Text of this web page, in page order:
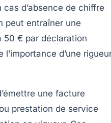
d’absence de chiffre
peut entraîner une
50 € par déclaration
d’une
une facture
prestation de service